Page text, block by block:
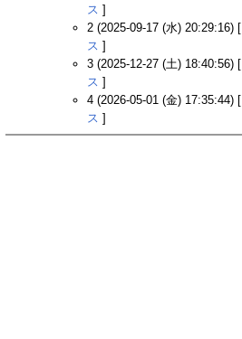
ス ]
2 (2025-09-17 (水) 20:29:16) [
ス ]
3 (2025-12-27 (土) 18:40:56) [
ス ]
4 (2026-05-01 (金) 17:35:44) [
ス ]